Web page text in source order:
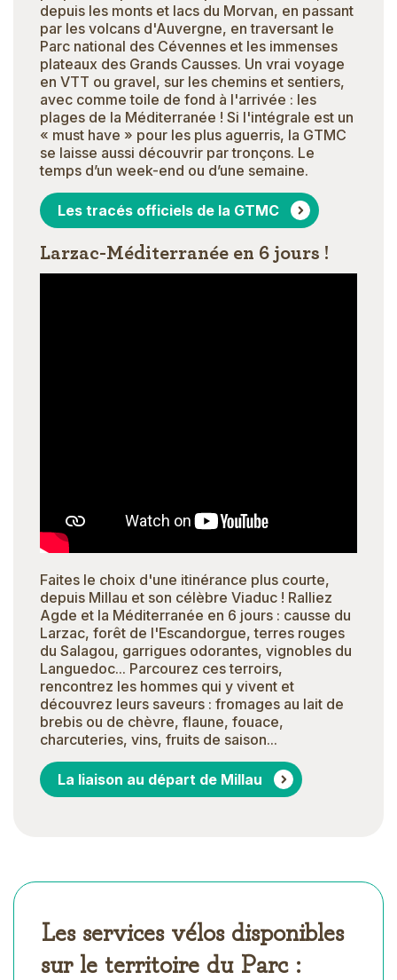
depuis les monts et lacs du Morvan, en passant
par les volcans d'Auvergne, en traversant le
Parc national des Cévennes et les immenses
plateaux des Grands Causses. Un vrai voyage
en VTT ou gravel, sur les chemins et sentiers,
avec comme toile de fond à l'arrivée : les
plages de la Méditerranée ! Si l'intégrale est un
« must have » pour les plus aguerris, la GTMC
se laisse aussi découvrir par tronçons. Le
temps d’un week-end ou d’une semaine.
Les tracés officiels de la GTMC
Larzac-Méditerranée en 6 jours !
Faites le choix d'une itinérance plus courte,
depuis Millau et son célèbre Viaduc ! Ralliez
Agde et la Méditerranée en 6 jours : causse du
Larzac, forêt de l'Escandorgue, terres rouges
du Salagou, garrigues odorantes, vignobles du
Languedoc... Parcourez ces terroirs,
rencontrez les hommes qui y vivent et
découvrez leurs saveurs : fromages au lait de
brebis ou de chèvre, flaune, fouace,
charcuteries, vins, fruits de saison...
La liaison au départ de Millau
Les services vélos disponibles
sur le territoire du Parc :